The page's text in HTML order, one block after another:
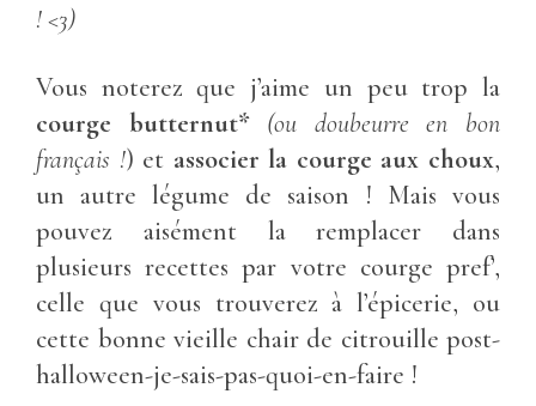
! <3)
Vous noterez que j’aime un peu trop la
courge butternut* (ou doubeurre en bon
français !) et associer la courge aux choux,
un autre légume de saison ! Mais vous
pouvez aisément la remplacer dans
plusieurs recettes par votre courge pref’,
celle que vous trouverez à l’épicerie, ou
cette bonne vieille chair de citrouille post-
halloween-je-sais-pas-quoi-en-faire !